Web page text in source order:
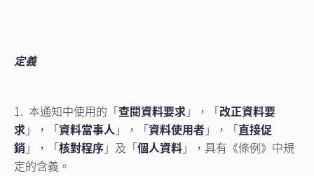
定義
1. 本通知中使用的「查閱資料要求」，「改正資料要
求」，「資料當事人」，「資料使用者」，「直接促
銷」，「核對程序」及「個人資料」，具有《條例》中規
定的含義。